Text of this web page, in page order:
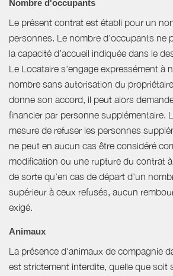
Nombre d'occupants
Le présent contrat est établi pour un
personnes. Le nombre d’occupants ne
la capacité d’accueil indiquée dans le
Le Locataire s'engage expressément à
nombre sans autorisation du
donne son accord, il peut alors
financier par personne supplémentaire.
mesure de refuser les personnes
ne peut en aucun cas être considéré
modification ou une rupture du contrat
de sorte qu'en cas de départ d'un
supérieur à ceux refusés, aucun
exigé.
Animaux
La présence d'animaux de compagnie
est strictement interdite, quelle que soit